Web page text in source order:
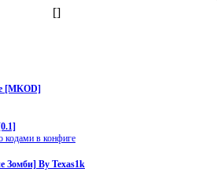
[]
[MKOD]
кодами в конфиге
Зомби] By Texas1k